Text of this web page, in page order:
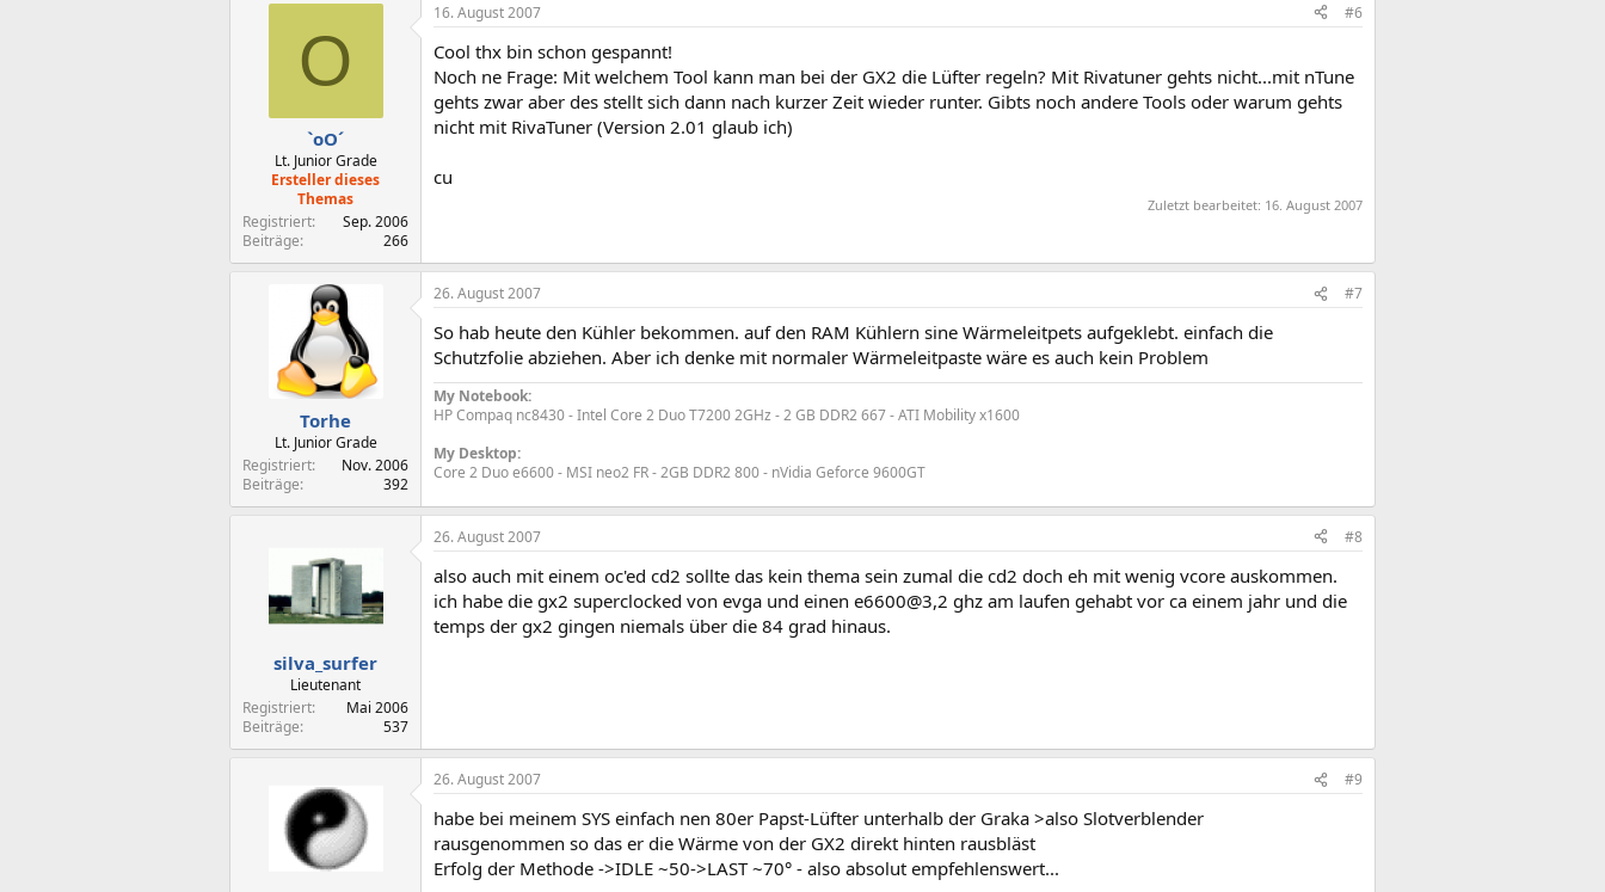
O
`oO´
Lt. Junior Grade
Ersteller dieses
Themas
Registriert
Sep. 2006
Beiträge
266
16. August 2007 #6
Cool thx bin schon gespannt!
Noch ne Frage: Mit welchem Tool kann man bei der GX2 die Lüfter regeln? Mit Rivatuner gehts nicht...mit nTune
gehts zwar aber des stellt sich dann nach kurzer Zeit wieder runter. Gibts noch andere Tools oder warum gehts
nicht mit RivaTuner (Version 2.01 glaub ich)
cu
Zuletzt bearbeitet: 16. August 2007
Torhe
Lt. Junior Grade
Registriert
Nov. 2006
Beiträge
392
26. August 2007 #7
So hab heute den Kühler bekommen. auf den RAM Kühlern sine Wärmeleitpets aufgeklebt. einfach die
Schutzfolie abziehen. Aber ich denke mit normaler Wärmeleitpaste wäre es auch kein Problem
My Notebook:
HP Compaq nc8430 - Intel Core 2 Duo T7200 2GHz - 2 GB DDR2 667 - ATI Mobility x1600
My Desktop:
Core 2 Duo e6600 - MSI neo2 FR - 2GB DDR2 800 - nVidia Geforce 9600GT
silva_surfer
Lieutenant
Registriert
Mai 2006
Beiträge
537
26. August 2007 #8
also auch mit einem oc'ed cd2 sollte das kein thema sein zumal die cd2 doch eh mit wenig vcore auskommen.
ich habe die gx2 superclocked von evga und einen e6600@3,2 ghz am laufen gehabt vor ca einem jahr und die
temps der gx2 gingen niemals über die 84 grad hinaus.
26. August 2007 #9
habe bei meinem SYS einfach nen 80er Papst-Lüfter unterhalb der Graka >also Slotverblender
rausgenommen so das er die Wärme von der GX2 direkt hinten rausbläst
Erfolg der Methode ->IDLE ~50->LAST ~70° - also absolut empfehlenswert...